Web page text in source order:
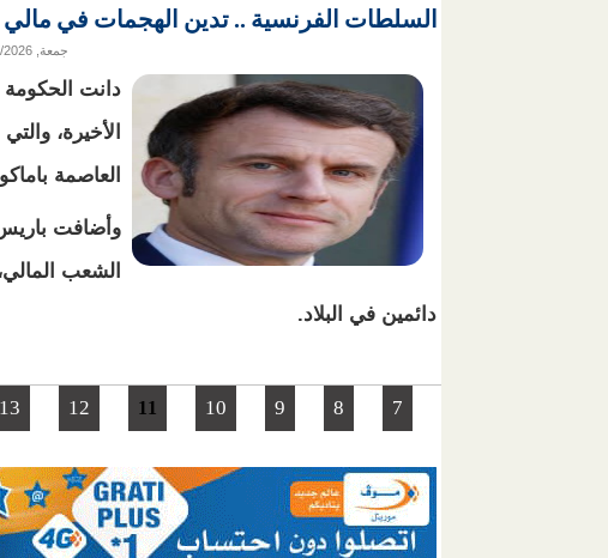
السلطات الفرنسية .. تدين الهجمات في مالي
جمعة, 22/05/2026 - 23:22
دانت الحكومة
الأخيرة،
العاصمة
وأضافت
الشعب
دائمين في البلاد.
الصفحات
7
8
9
10
11
12
13